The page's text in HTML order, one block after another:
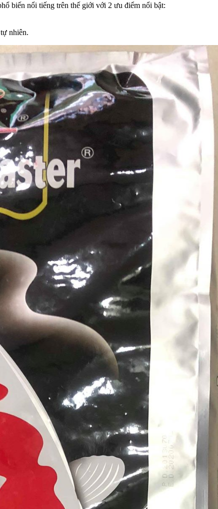
biến nổi tiếng trên thế giới với 2 ưu điểm nổi bật:
nhiên.